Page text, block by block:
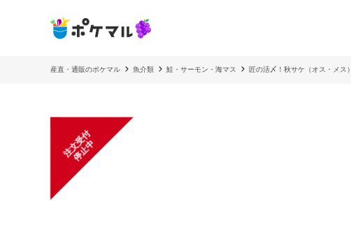
産直・通販のポケマル 魚介類 鮭・サーモン・海マス 匠の活〆！秋サケ（オス・メス）
注
文
受
付
停
止
中